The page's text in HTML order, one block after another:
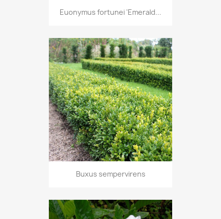
Euonymus fortunei 'Emerald...
Buxus sempervirens